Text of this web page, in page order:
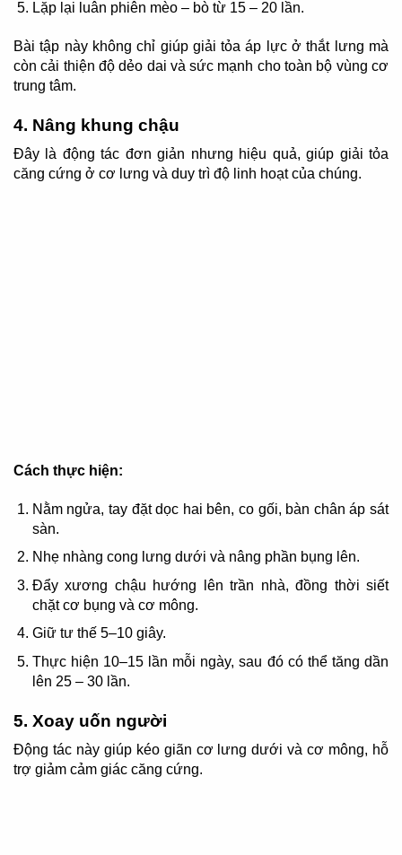
Lặp lại luân phiên mèo – bò từ 15 – 20 lần.
Bài tập này không chỉ giúp giải tỏa áp lực ở thắt lưng mà
còn cải thiện độ dẻo dai và sức mạnh cho toàn bộ vùng cơ
trung tâm.
4. Nâng khung chậu
Đây là động tác đơn giản nhưng hiệu quả, giúp giải tỏa
căng cứng ở cơ lưng và duy trì độ linh hoạt của chúng.
Cách thực hiện:
Nằm ngửa, tay đặt dọc hai bên, co gối, bàn chân áp sát
sàn.
Nhẹ nhàng cong lưng dưới và nâng phần bụng lên.
Đẩy xương chậu hướng lên trần nhà, đồng thời siết
chặt cơ bụng và cơ mông.
Giữ tư thế 5–10 giây.
Thực hiện 10–15 lần mỗi ngày, sau đó có thể tăng dần
lên 25 – 30 lần.
5. Xoay uốn người
Động tác này giúp kéo giãn cơ lưng dưới và cơ mông, hỗ
trợ giảm cảm giác căng cứng.